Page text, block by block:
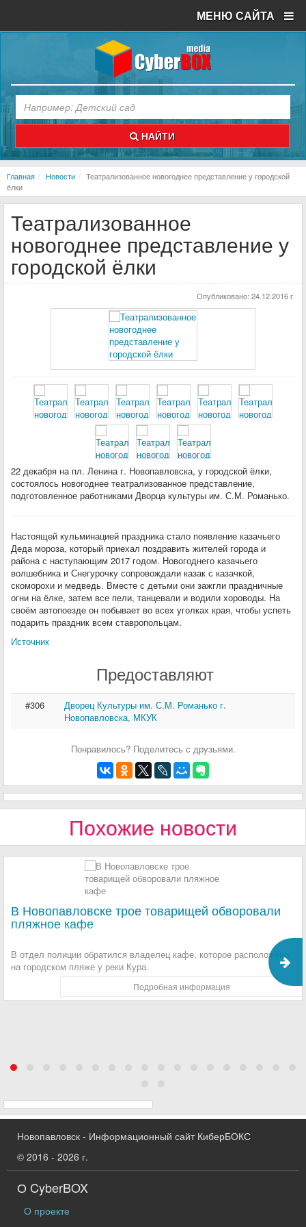
МЕНЮ САЙТА
НАЙТИ
Главная Новости
Театрализованное новогоднее представление у городской
ёлки
Театрализованное
новогоднее представление у
городской ёлки
Опубликовано: 24.12.2016 г.
22 декабря на пл. Ленина г. Новопавловска, у городской ёлки,
состоялось новогоднее театрализованное представление,
подготовленное работниками Дворца культуры им. С.М. Романько.
Настоящей кульминацией праздника стало появление казачьего
Деда мороза, который приехал поздравить жителей города и
района с наступающим 2017 годом. Новогоднего казачьего
волшебника и Снегурочку сопровождали казак с казачкой,
скоморохи и медведь. Вместе с детьми они зажгли праздничные
огни на ёлке, затем все пели, танцевали и водили хороводы. На
своём автопоезде он побывает во всех уголках края, чтобы успеть
подарить праздник всем ставропольцам.
Источник
Предоставляют
#306
Дворец Культуры им. С.М. Романько г.
Новопавловска, МКУК
Понравилось? Поделитесь с друзьями.
Похожие новости
В Новопавловске трое товарищей обворовали
пляжное кафе
В отдел полиции обратился владелец кафе, которое расположено
на городском пляже у реки Кура.
Подробная информация
Новопавловск - Информационный сайт КиберБОКС
© 2016 - 2026 г.
О CyberBOX
О проекте